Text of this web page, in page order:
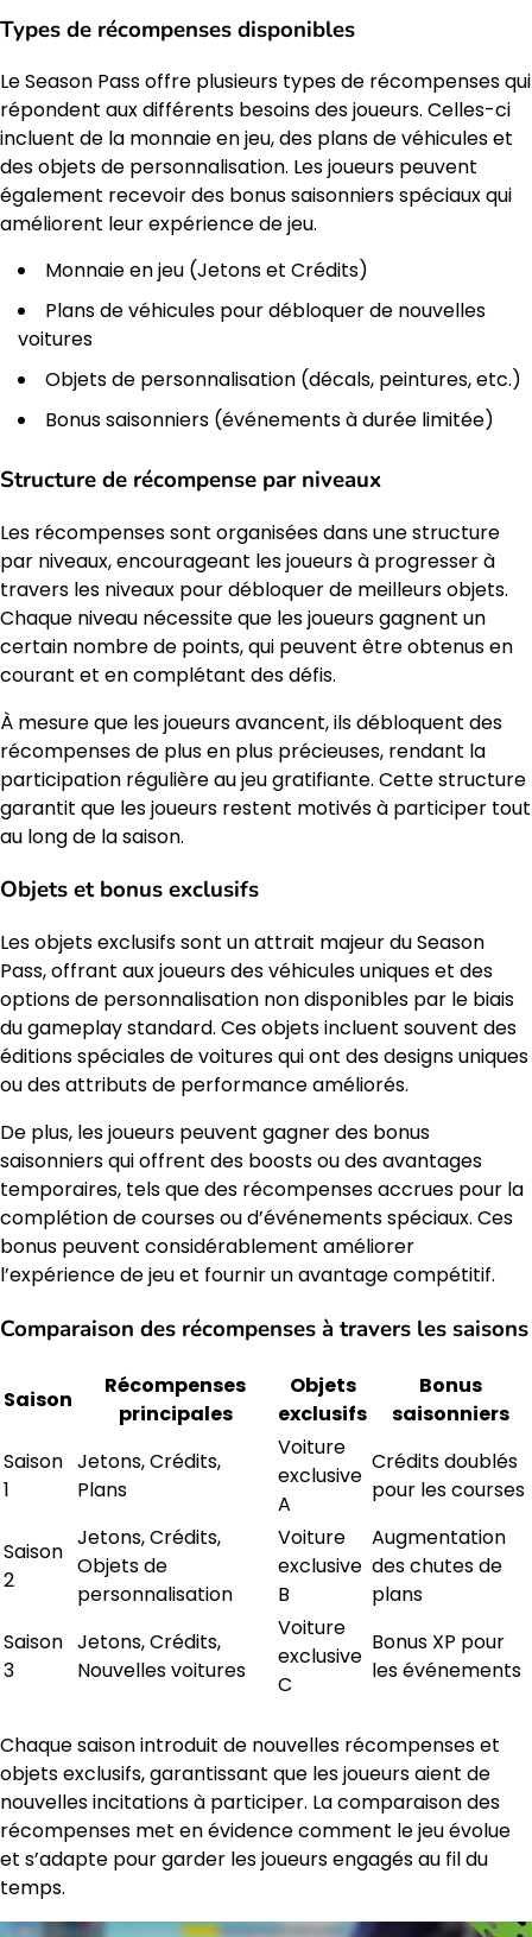
Types de récompenses disponibles
Le Season Pass offre plusieurs types de récompenses qui
répondent aux différents besoins des joueurs. Celles-ci
incluent de la monnaie en jeu, des plans de véhicules et
des objets de personnalisation. Les joueurs peuvent
également recevoir des bonus saisonniers spéciaux qui
améliorent leur expérience de jeu.
Monnaie en jeu (Jetons et Crédits)
Plans de véhicules pour débloquer de nouvelles
voitures
Objets de personnalisation (décals, peintures, etc.)
Bonus saisonniers (événements à durée limitée)
Structure de récompense par niveaux
Les récompenses sont organisées dans une structure
par niveaux, encourageant les joueurs à progresser à
travers les niveaux pour débloquer de meilleurs objets.
Chaque niveau nécessite que les joueurs gagnent un
certain nombre de points, qui peuvent être obtenus en
courant et en complétant des défis.
À mesure que les joueurs avancent, ils débloquent des
récompenses de plus en plus précieuses, rendant la
participation régulière au jeu gratifiante. Cette structure
garantit que les joueurs restent motivés à participer tout
au long de la saison.
Objets et bonus exclusifs
Les objets exclusifs sont un attrait majeur du Season
Pass, offrant aux joueurs des véhicules uniques et des
options de personnalisation non disponibles par le biais
du gameplay standard. Ces objets incluent souvent des
éditions spéciales de voitures qui ont des designs uniques
ou des attributs de performance améliorés.
De plus, les joueurs peuvent gagner des bonus
saisonniers qui offrent des boosts ou des avantages
temporaires, tels que des récompenses accrues pour la
complétion de courses ou d’événements spéciaux. Ces
bonus peuvent considérablement améliorer
l’expérience de jeu et fournir un avantage compétitif.
Comparaison des récompenses à travers les saisons
Saison
Récompenses
principales
Objets
exclusifs
Bonus
saisonniers
Saison
1
Jetons, Crédits,
Plans
Voiture
exclusive
A
Crédits doublés
pour les courses
Saison
2
Jetons, Crédits,
Objets de
personnalisation
Voiture
exclusive
B
Augmentation
des chutes de
plans
Saison
3
Jetons, Crédits,
Nouvelles voitures
Voiture
exclusive
C
Bonus XP pour
les événements
Chaque saison introduit de nouvelles récompenses et
objets exclusifs, garantissant que les joueurs aient de
nouvelles incitations à participer. La comparaison des
récompenses met en évidence comment le jeu évolue
et s’adapte pour garder les joueurs engagés au fil du
temps.